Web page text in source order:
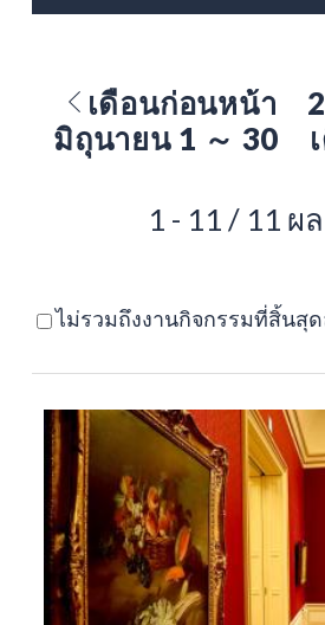
เดือนก่อนหน้า
มิถุนายน 1 ～ 30
1 - 11 / 11 ผ
ไม่รวมถึงงานกิจกรรมที่สิ้นสุ